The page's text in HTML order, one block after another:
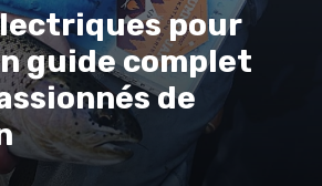
pour
guide complet
de